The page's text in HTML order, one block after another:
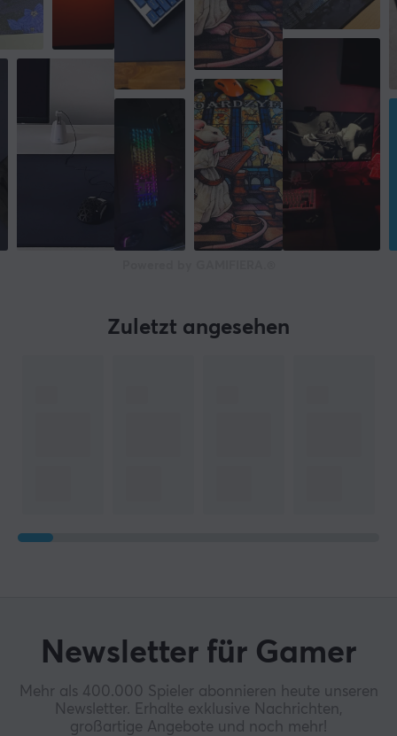
Zuletzt angesehen
Newsletter für Gamer
Mehr als 400.000 Spieler abonnieren heute unseren
Newsletter. Erhalte exklusive Nachrichten,
großartige Angebote und noch mehr!